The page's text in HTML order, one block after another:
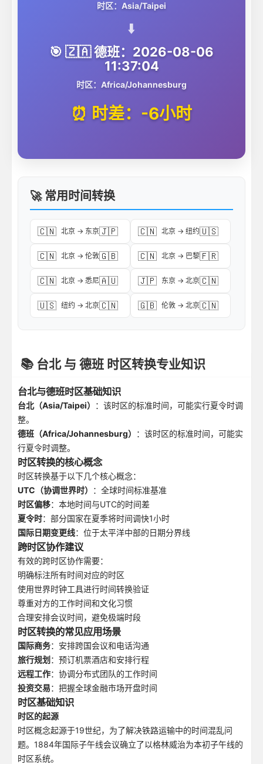
时区：Asia/Taipei
⬇️
🎯 🇿🇦 德班：2026-08-06
11:37:04
时区：Africa/Johannesburg
⏰ 时差：-6小时
🚀 常用时间转换
🇨🇳 北京 → 东京🇯🇵 🇨🇳 北京 → 纽约🇺🇸
🇨🇳 北京 → 伦敦🇬🇧 🇨🇳 北京 → 巴黎🇫🇷
🇨🇳 北京 → 悉尼🇦🇺 🇯🇵 东京 → 北京🇨🇳
🇺🇸 纽约 → 北京🇨🇳 🇬🇧 伦敦 → 北京🇨🇳
📚 台北 与 德班 时区转换专业知识
台北与德班时区基础知识
台北（Asia/Taipei）
：该时区的标准时间，可能实行夏令时调
整。
德班（Africa/Johannesburg）
：该时区的标准时间，可能实
行夏令时调整。
时区转换的核心概念
时区转换基于以下几个核心概念：
UTC（协调世界时）
：全球时间标准基准
时区偏移：本地时间与UTC的时间差
夏令时：部分国家在夏季将时间调快1小时
国际日期变更线：位于太平洋中部的日期分界线
跨时区协作建议
有效的跨时区协作需要：
明确标注所有时间对应的时区
使用世界时钟工具进行时间转换验证
尊重对方的工作时间和文化习惯
合理安排会议时间，避免极端时段
时区转换的常见应用场景
国际商务：安排跨国会议和电话沟通
旅行规划 ：预订机票酒店和安排行程
远程工作：协调分布式团队的工作时间
投资交易：把握全球金融市场开盘时间
时区基础知识
时区的起源
时区概念起源于19世纪，为了解决铁路运输中的时间混乱问
题。1884年国际子午线会议确立了以格林威治为本初子午线的
时区系统。